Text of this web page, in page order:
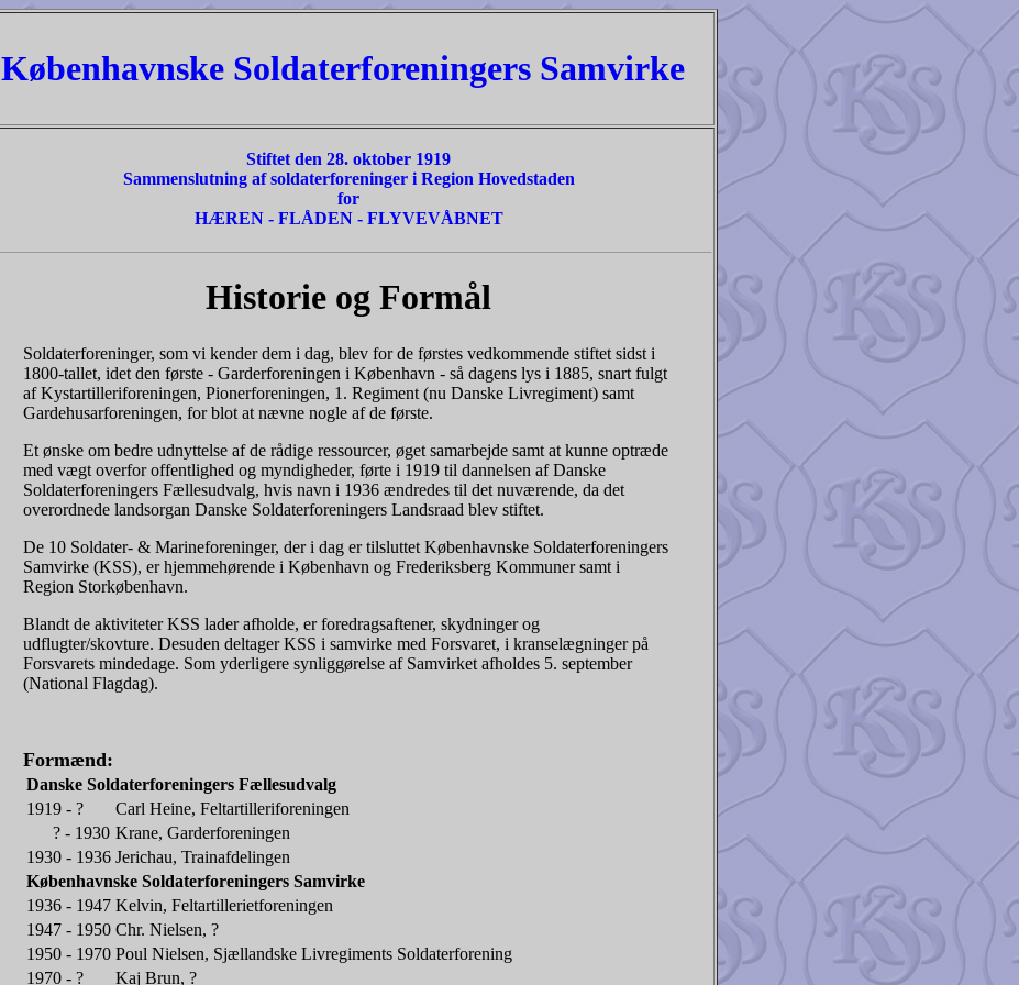
Københavnske Soldaterforeningers Samvirke
Stiftet den 28. oktober 1919
Sammenslutning af soldaterforeninger i Region Hovedstaden
for
HÆREN - FLÅDEN - FLYVEVÅBNET
Historie og Formål
Soldaterforeninger, som vi kender dem i dag, blev for de førstes vedkommende stiftet sidst i
1800-tallet, idet den første - Garderforeningen i København - så dagens lys i 1885, snart fulgt
af Kystartilleriforeningen, Pionerforeningen, 1. Regiment (nu Danske Livregiment) samt
Gardehusarforeningen, for blot at nævne nogle af de første.
Et ønske om bedre udnyttelse af de rådige ressourcer, øget samarbejde samt at kunne optræde
med vægt overfor offentlighed og myndigheder, førte i 1919 til dannelsen af Danske
Soldaterforeningers Fællesudvalg, hvis navn i 1936 ændredes til det nuværende, da det
overordnede landsorgan Danske Soldaterforeningers Landsraad blev stiftet.
De 10 Soldater- & Marineforeninger, der i dag er tilsluttet Københavnske Soldaterforeningers
Samvirke (KSS), er hjemmehørende i København og Frederiksberg Kommuner samt i
Region Storkøbenhavn.
Blandt de aktiviteter KSS lader afholde, er foredragsaftener, skydninger og
udflugter/skovture. Desuden deltager KSS i samvirke med Forsvaret, i kranselægninger på
Forsvarets mindedage. Som yderligere synliggørelse af Samvirket afholdes 5. september
(National Flagdag).
Formænd:
Danske Soldaterforeningers Fællesudvalg
1919 - ?
Carl Heine, Feltartilleriforeningen
? - 1930 Krane, Garderforeningen
1930 - 1936 Jerichau, Trainafdelingen
Københavnske Soldaterforeningers Samvirke
1936 - 1947 Kelvin, Feltartillerietforeningen
1947 - 1950 Chr. Nielsen, ?
1950 - 1970 Poul Nielsen, Sjællandske Livregiments Soldaterforening
1970 - ?
Kaj Brun, ?